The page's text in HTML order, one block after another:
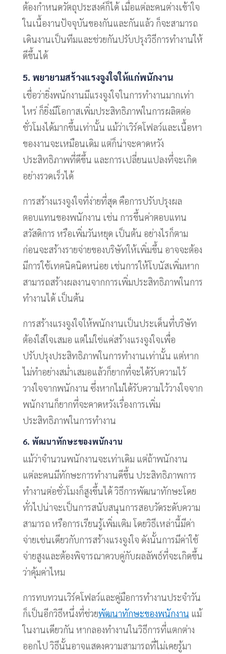
ต้องกำหนดวัตถุประสงค์ก็ได้ เมื่อแต่ละคนต่างเข้าใจ
ในเนื้องานปัจจุบันของกันและกันแล้ว ก็จะสามารถ
เดินงานเป็นทีมและช่วยกันปรับปรุงวิธีการทำงานให้
ดีขึ้นได้
5. พยายามสร้างแรงจูงใจให้แก่พนักงาน
เชื่อว่ายิ่งพนักงานมีแรงจูงใจในการทำงานมากเท่า
ไหร่ ก็ยิ่งมีโอกาสเพิ่มประสิทธิภาพในการผลิตต่อ
ชั่วโมงได้มากขึ้นเท่านั้น แม้ว่าเวิร์คโฟลว์และเนื้อหา
ของงานจะเหมือนเดิม แต่ก็น่าจะคาดหวัง
ประสิทธิภาพที่ดีขึ้น และการเปลี่ยนแปลงที่จะเกิด
อย่างรวดเร็วได้
การสร้างแรงจูงใจที่ง่ายที่สุด คือการปรับปรุงผล
ตอบแทนของพนักงาน เช่น การขึ้นค่าตอบแทน
สวัสดิการ หรือเพิ่มวันหยุด เป็นต้น อย่างไรก็ตาม
ก่อนจะสร้างรายจ่ายของบริษัทให้เพิ่มขึ้น อาจจะต้อง
มีการใช้เทคนิคนิดหน่อย เช่นการให้โบนัสเพิ่มหาก
สามารถสร้างผลงานจากการเพิ่มประสิทธิภาพในการ
ทำงานได้ เป็นต้น
การสร้างแรงจูงใจให้พนักงานเป็นประเด็นที่บริษัท
ต้องใส่ใจเสมอ แต่ไม่ใช่แค่สร้างแรงจูงใจเพื่อ
ปรับปรุงประสิทธิภาพในการทำงานเท่านั้น แต่หาก
ไม่ทำอย่างสม่ำเสมอแล้วก็ยากที่จะได้รับความไว้
วางใจจากพนักงาน ซึ่งหากไม่ได้รับความไว้วางใจจาก
พนักงานก็ยากที่จะคาดหวังเรื่องการเพิ่ม
ประสิทธิภาพในการทำงาน
6. พัฒนาทักษะของพนักงาน
แม้ว่าจำนวนพนักงานจะเท่าเดิม แต่ถ้าพนักงาน
แต่ละคนมีทักษะการทำงานดีขึ้น ประสิทธิภาพการ
ทำงานต่อชั่วโมงก็สูงขึ้นได้ วิธีการพัฒนาทักษะโดย
ทั่วไปน่าจะเป็นการสนับสนุนการสอบวัดระดับความ
สามารถ หรือการเรียนรู้เพิ่มเติม โดยวิธีเหล่านี้มีค่า
จ่ายเช่นเดียวกับการสร้างแรงจูงใจ ดังนั้นการมีค่าใช้
จ่ายสูงและต้องพิจารณาควบคู่กับผลลัพธ์ที่จะเกิดขึ้น
ว่าคุ้มค่าไหม
การทบทวนเวิร์คโฟลว์และคู่มือการทำงานประจำวัน
ก็เป็นอีกวิธีหนึ่งที่ช่วยพัฒนาทักษะของพนักงาน แม้
ในงานเดียวกัน หากลองทำงานในวิธีการที่แตกต่าง
ออกไป วิธีนั้นอาจแสดงความสามารถที่ไม่เคยรู้มา